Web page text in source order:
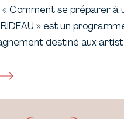
« Comment se préparer à
» est un
destiné aux